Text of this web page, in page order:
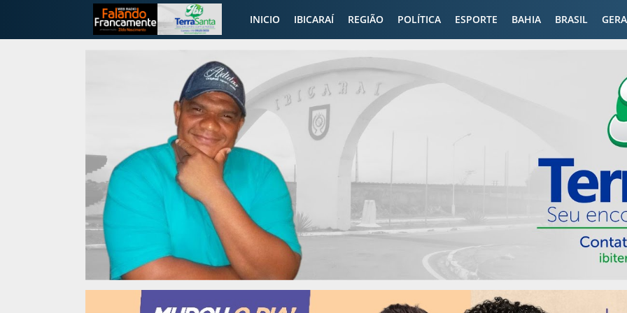
INICIO IBICARAÍ REGIÃO POLÍTICA ESPORTE BAHIA BRASIL